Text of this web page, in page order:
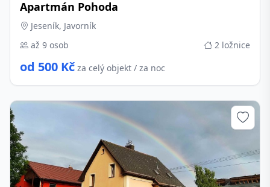
Apartmán Pohoda
Jeseník, Javorník
až 9 osob
2 ložnice
od 500 Kč za celý objekt / za noc